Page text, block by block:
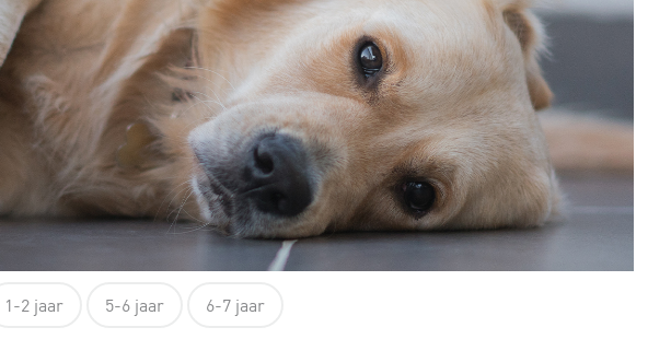
1-2 jaar 5-6 jaar 6-7 jaar